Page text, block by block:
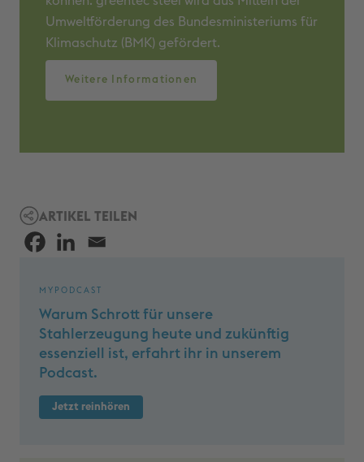
Umweltförderung des Bundesministeriums für
Klimaschutz (BMK) gefördert.
Weitere Informationen
ARTIKEL TEILEN
MYPODCAST
Warum Schrott für unsere
Stahlerzeugung heute und zukünftig
essenziell ist, erfahrt ihr in unserem
Podcast.
Jetzt reinhören